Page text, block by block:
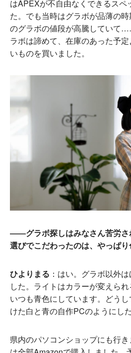
はAPEXが不自由なくできるスペ
た。でも当時はグラボが品薄の
のグラボの値段が高騰していて
ラボは諦めて、在庫のあった予
いものを買いました。
――グラボ探しはみなさん苦労さ
選びでこだわったのは、やっぱり
ひよりまる ：はい。グラボ以外
した。ライトはカラーが変えられ
いつも青色にしています。どう
けた白と青の自作PCのようにし
県内のパソコンショップにも行